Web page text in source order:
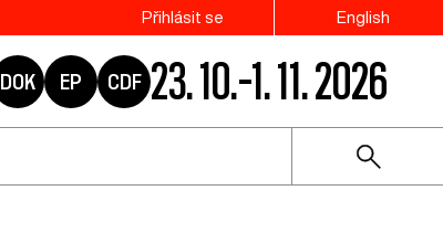
Přihlásit se English
DOK EP CDF 23. 10.–1. 11. 2026